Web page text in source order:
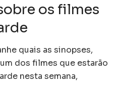
os filmes
quais as sinopses,
dos filmes que estarão
nesta semana,